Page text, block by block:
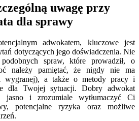
uwagę przy
dla sprawy
adwokatem, kluczowe jest
dotyczących jego doświadczenia. Nie
spraw, które prowadził, o
należy pamiętać, że nigdy nie ma
wygranej), a także o metody pracy i
dla Twojej sytuacji. Dobry adwokat
i zrozumiale wytłumaczyć Ci
potencjalne ryzyka oraz możliwe